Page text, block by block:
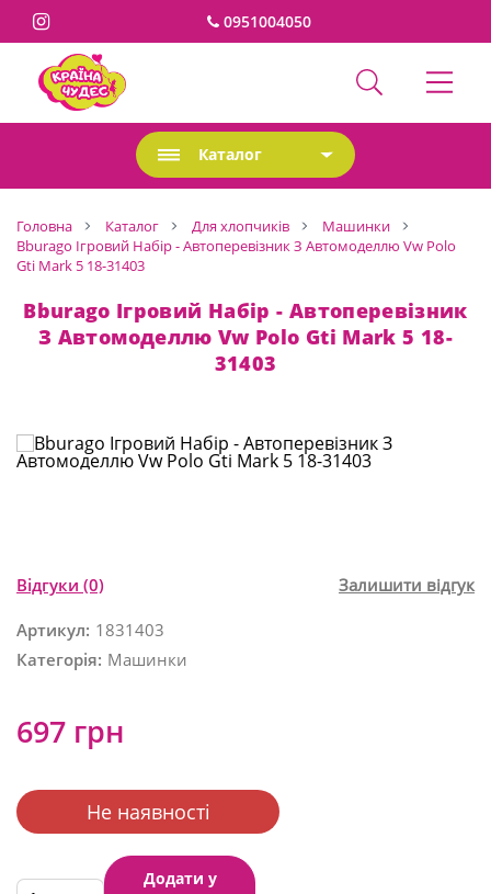
0951004050
Каталог
Головна Каталог Для хлопчиків
Машинки
Bburago Ігровий Набір - Автоперевізник З Автомоделлю Vw Polo
Gti Mark 5 18-31403
Bburago Ігровий Набір - Автоперевізник
З Автомоделлю Vw Polo Gti Mark 5 18-
31403
Відгуки (0) Залишити відгук
Артикул: 1831403
Категорія: Машинки
697 грн
Не наявності
Додати у